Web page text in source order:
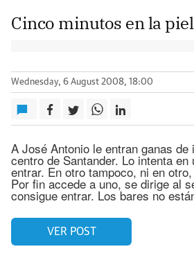
Cinco minutos en la
Wednesday, 6 August 2008, 18:00
A José Antonio le entran ganas de
centro de Santander. Lo intenta en
entrar. En otro tampoco, ni en
Por fin accede a uno, se dirige al
consigue entrar. Los bares no
VER POST